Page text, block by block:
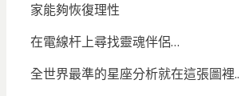
家能夠恢復理性
在電線杆上尋找靈魂伴侶…
全世界最準的星座分析就在這張圖裡..